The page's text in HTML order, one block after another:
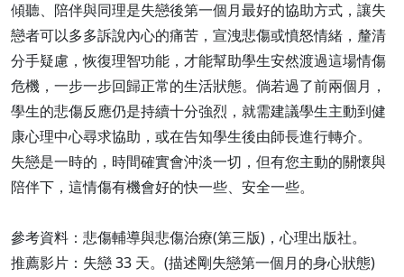
傾聽、陪伴與同理是失戀後第一個月最好的協助方式，讓失
戀者可以多多訴說內心的痛苦，宣洩悲傷或憤怒情緒，釐清
分手疑慮，恢復理智功能，才能幫助學生安然渡過這場情傷
危機，一步一步回歸正常的生活狀態。倘若過了前兩個月，
學生的悲傷反應仍是持續十分強烈，就需建議學生主動到健
康心理中心尋求協助，或在告知學生後由師長進行轉介。
失戀是一時的，時間確實會沖淡一切，但有您主動的關懷與
陪伴下，這情傷有機會好的快一些、安全一些。
參考資料：悲傷輔導與悲傷治療(第三版)，心理出版社。
推薦影片：失戀 33 天。(描述剛失戀第一個月的身心狀態)